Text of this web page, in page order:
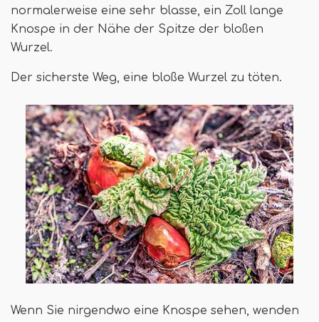
normalerweise eine sehr blasse, ein Zoll lange
Knospe in der Nähe der Spitze der bloßen
Wurzel.
Der sicherste Weg, eine bloße Wurzel zu töten.
Wenn Sie nirgendwo eine Knospe sehen, wenden